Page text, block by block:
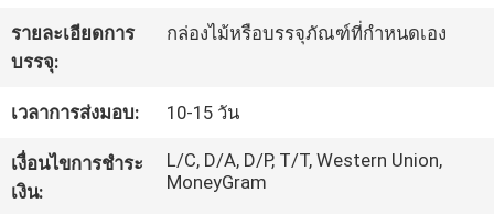
โรงงาน
ควบคุม
คุณภาพ
รายละเอียดการ
บรรจุ:
กล่องไม้หรือบรรจุภัณฑ์ที่กำหนดเอง
เวลาการส่งมอบ: 10-15 วัน
เงื่อนไขการชำระ
เงิน:
L/C, D/A, D/P, T/T, Western Union,
MoneyGram